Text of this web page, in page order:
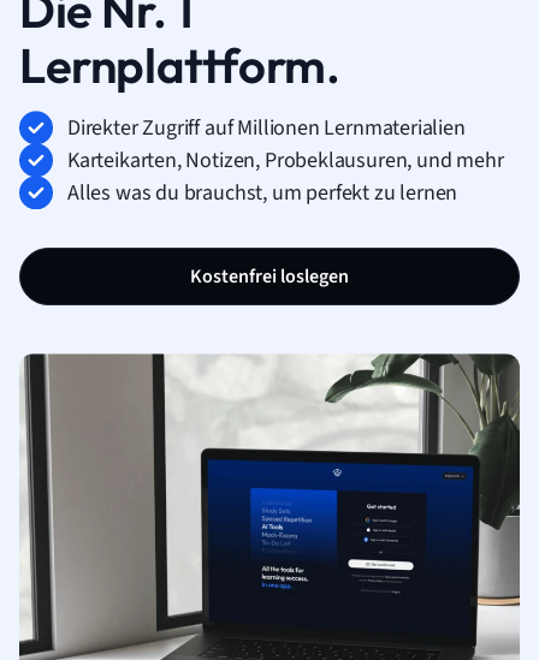
Lernplattform.
Direkter Zugriff auf Millionen Lernmaterialien
Karteikarten, Notizen, Probeklausuren, und mehr
Alles was du brauchst, um perfekt zu lernen
Kostenfrei loslegen